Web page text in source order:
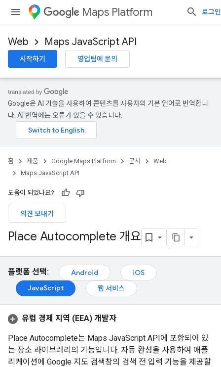
Maps Platform 로그인
Web Maps JavaScript API
시작하기 영업팀에 문의
Google은 AI 기술을 사용하여 콘텐츠를 사용자의 기본 언어로 번역합니
다. AI 번역에는 오류가 있을 수 있습니다.
홈 제품 Google Maps Platform 문서
Web
Maps JavaScript API
도움이 되었나요?
의견 보내기
Place Autocomplete 개요
플랫폼 선택: Android
iOS
JavaScript
웹 서비스
유럽 경제 지역 (EEA) 개발자
Place Autocomplete는 Maps JavaScript API에 포함되어 있
는 장소 라이브러리의 기능입니다. 자동 완성을 사용하여 애플
리케이션에 Google 지도 검색창의 검색 전 입력 기능을 제공할